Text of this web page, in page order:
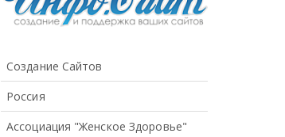
Создание Сайтов
Россия
Ассоциация "Женское Здоровье"